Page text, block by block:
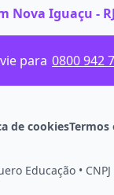
Nova Iguaçu - RJ
para 0800 942
de cookiesTermos
Educação •